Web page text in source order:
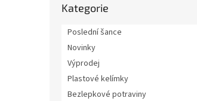
kategorie
Kategorie
Poslední šance
Novinky
Výprodej
Plastové kelímky
Bezlepkové potraviny